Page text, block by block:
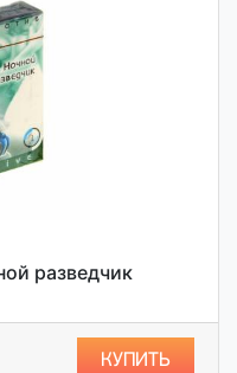
разведчик
КУПИТЬ